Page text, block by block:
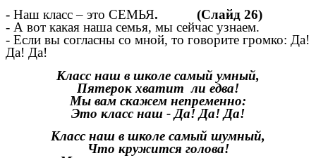
- Наш класс – это СЕМЬЯ. (Слайд 26)
- А вот какая наша семья, мы сейчас узнаем.
- Если вы согласны со мной, то говорите громко: Да!
Да! Да!
Класс наш в школе самый умный,
Пятерок хватит ли едва!
Мы вам скажем непременно:
Это класс наш - Да! Да! Да!
Класс наш в школе самый шумный,
Что кружится голова!